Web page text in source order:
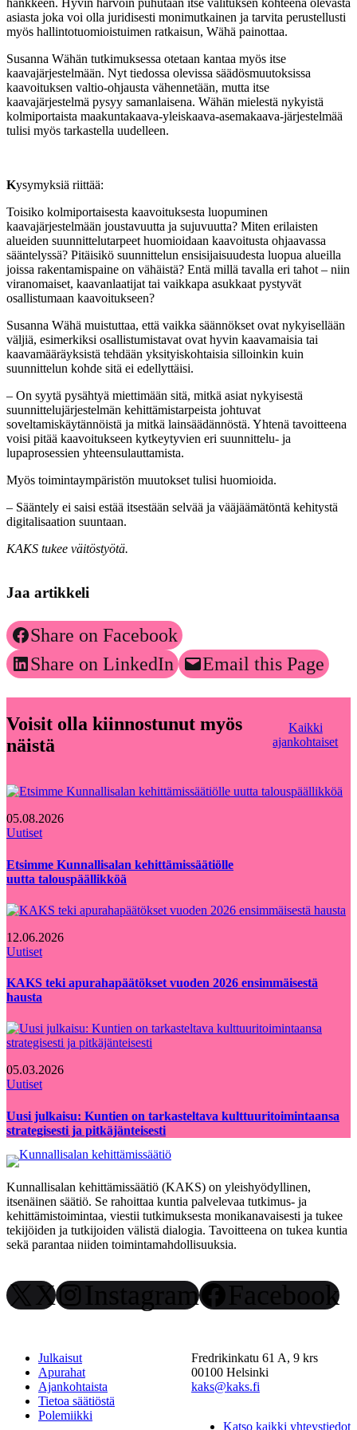
asiasta joka voi olla juridisesti monimutkainen ja tarvita perustellusti
myös hallintotuomioistuimen ratkaisun, Wähä painottaa.
Susanna Wähän tutkimuksessa otetaan kantaa myös itse
kaavajärjestelmään. Nyt tiedossa olevissa säädösmuutoksissa
kaavoituksen valtio-ohjausta vähennetään, mutta itse
kaavajärjestelmä pysyy samanlaisena. Wähän mielestä nykyistä
kolmiportaista maakuntakaava-yleiskaava-asemakaava-järjestelmää
tulisi myös tarkastella uudelleen.
Kysymyksiä riittää:
Toisiko kolmiportaisesta kaavoituksesta luopuminen
kaavajärjestelmään joustavuutta ja sujuvuutta? Miten erilaisten
alueiden suunnittelutarpeet huomioidaan kaavoitusta ohjaavassa
sääntelyssä? Pitäisikö suunnittelun ensisijaisuudesta luopua alueilla
joissa rakentamispaine on vähäistä? Entä millä tavalla eri tahot – niin
viranomaiset, kaavanlaatijat tai vaikkapa asukkaat pystyvät
osallistumaan kaavoitukseen?
Susanna Wähä muistuttaa, että vaikka säännökset ovat nykyisellään
väljiä, esimerkiksi osallistumistavat ovat hyvin kaavamaisia tai
kaavamääräyksistä tehdään yksityiskohtaisia silloinkin kuin
suunnittelun kohde sitä ei edellyttäisi.
– On syytä pysähtyä miettimään sitä, mitkä asiat nykyisestä
suunnittelujärjestelmän kehittämistarpeista johtuvat
soveltamiskäytännöistä ja mitkä lainsäädännöstä. Yhtenä tavoitteena
voisi pitää kaavoitukseen kytkeytyvien eri suunnittelu- ja
lupaprosessien yhteensulauttamista.
Myös toimintaympäristön muutokset tulisi huomioida.
– Sääntely ei saisi estää itsestään selvää ja vääjäämätöntä kehitystä
digitalisaation suuntaan.
KAKS tukee väitöstyötä.
Jaa artikkeli
Share on Facebook
Share on LinkedIn
Email this Page
Voisit olla kiinnostunut myös
näistä
Kaikki
ajankohtaiset
05.08.2026
Uutiset
Etsimme Kunnallisalan kehittämissäätiölle
uutta talouspäällikköä
12.06.2026
Uutiset
KAKS teki apurahapäätökset vuoden 2026 ensimmäisestä
hausta
05.03.2026
Uutiset
Uusi julkaisu: Kuntien on tarkasteltava kulttuuritoimintaansa
strategisesti ja pitkäjänteisesti
Kunnallisalan kehittämissäätiö (KAKS) on yleishyödyllinen,
itsenäinen säätiö. Se rahoittaa kuntia palvelevaa tutkimus- ja
kehittämistoimintaa, viestii tutkimuksesta monikanavaisesti ja tukee
tekijöiden ja tutkijoiden välistä dialogia. Tavoitteena on tukea kuntia
sekä parantaa niiden toimintamahdollisuuksia.
X Instagram Facebook
Julkaisut
Apurahat
Ajankohtaista
Tietoa säätiöstä
Polemiikki
Fredrikinkatu 61 A, 9 krs
00100 Helsinki
kaks@kaks.fi
Katso kaikki yhteystiedot